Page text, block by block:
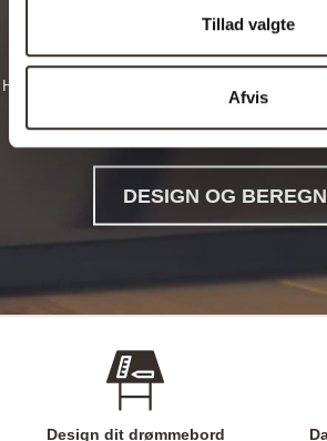
Tillad valgte
Afvis
Hos planke-bord.dk har du mulighed for at
og rustikke plankebord og træbord, hvad
spisebord, sofabord, langbord, cafebord
DESIGN OG
Design dit drømmebord